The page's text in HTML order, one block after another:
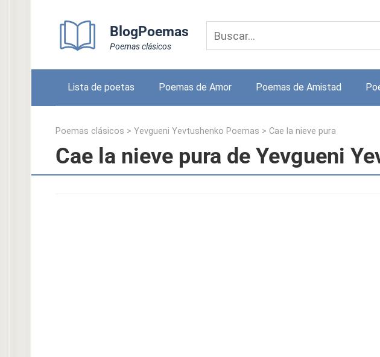
BlogPoemas
Poemas clásicos
Lista de poetas Poemas de Amor Poemas de Amistad
Poemas clásicos > Yevgueni Yevtushenko Poemas > Cae la nieve pura
Cae la nieve pura de Yevgueni